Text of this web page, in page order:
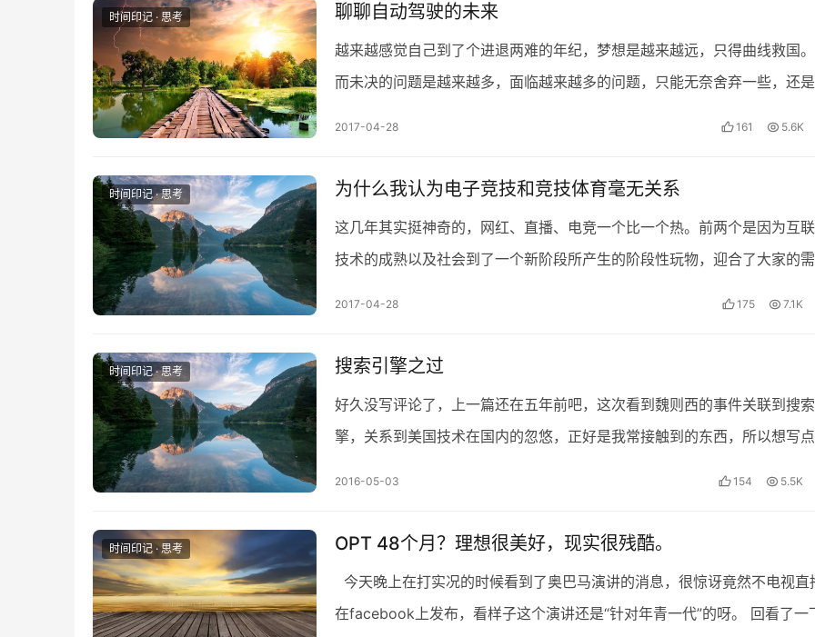
时间印记 · 思考 聊聊自动驾驶的未来
越来越感觉自己到了个进退两难的年纪，梦想是越来越远，只得曲线救国
而未决的问题是越来越多，面临越来越多的问题，只能无奈舍弃一些，还是
2017-04-28 161 5.6K
时间印记 · 思考 为什么我认为电子竞技和竞技体育毫无关系
这几年其实挺神奇的，网红、直播、电竞一个比一个热。前两个是因为互
技术的成熟以及社会到了一个新阶段所产生的阶段性玩物，迎合了大家的需
2017-04-28 175 7.1K
时间印记 · 思考 搜索引擎之过
好久没写评论了，上一篇还在五年前吧，这次看到魏则西的事件关联到搜
擎，关系到美国技术在国内的忽悠，正好是我常接触到的东西，所以想写点
2016-05-03 154 5.5K
时间印记 · 思考 OPT 48个月？理想很美好，现实很残酷。
今天晚上在打实况的时候看到了奥巴马演讲的消息，很惊讶竟然不电视直
在facebook上发布，看样子这个演讲还是“针对年青一代”的呀。 回看了一